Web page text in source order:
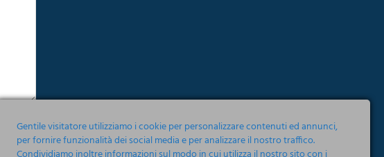
PrivacyGentile visitatore utilizziamo i cookie per personalizzare contenuti ed annunci,
per fornire funzionalità dei social media e per analizzare il nostro traffico.